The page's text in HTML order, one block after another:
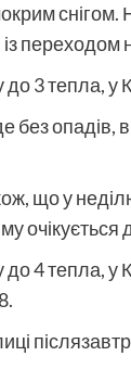
із
до 3 тепла,
без опадів,
що у
очікується
до 4 тепла, у